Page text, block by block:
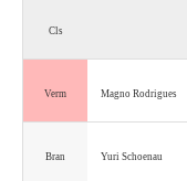
Cls
Verm Magno Rodrigues
Bran Yuri Schoenau